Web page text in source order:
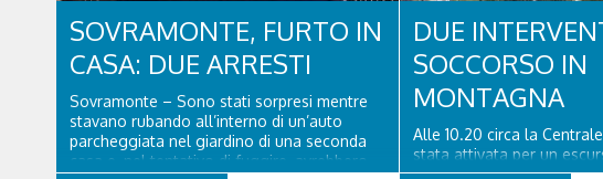
SOVRAMONTE, FURTO IN
CASA: DUE ARRESTI
Sovramonte – Sono stati sorpresi mentre
stavano rubando all’interno di un’auto
parcheggiata nel giardino di una seconda
casa e, nel tentativo di fuggire, avrebbero
DUE
SOCCORSO IN
MONTAGNA
Alle 10.20 circa la Centrale
stata attivata per un
dalle vespe lungo il